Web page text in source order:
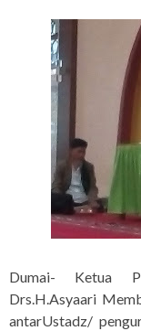
Dumai- Ketua
Drs.H.Asyaari
antarUstadz/